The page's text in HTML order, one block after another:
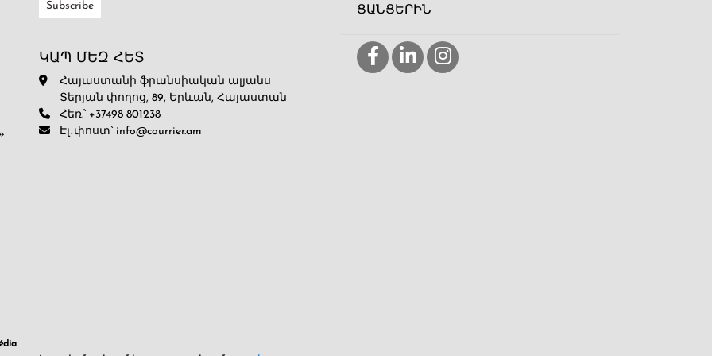
ԿԱՊ ՄԵԶ ՀԵՏ
Հայաստանի ֆրանսիական ալյանս
Տերյան փողոց, 89, Երևան, Հայաստան
Հեռ.՝ +37498 801238
Էլ․փոստ՝ info@courrier.am
ՑԱՆՑԵՐԻՆ